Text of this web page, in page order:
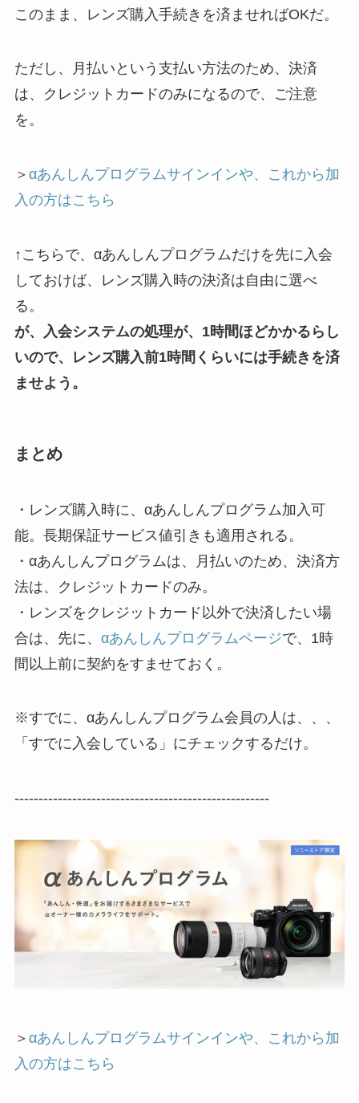
このまま、レンズ購入手続きを済ませればOKだ。
ただし、月払いという支払い方法のため、決済
は、クレジットカードのみになるので、ご注意
を。
＞ αあんしんプログラムサインインや、これから加
入の方はこちら
↑こちらで、αあんしんプログラムだけを先に入会
しておけば、レンズ購入時の決済は自由に選べ
る。
が、入会システムの処理が、1時間ほどかかるらし
いので、レンズ購入前1時間くらいには手続きを済
ませよう。
まとめ
・レンズ購入時に、αあんしんプログラム加入可
能。長期保証サービス値引きも適用される。
・αあんしんプログラムは、月払いのため、決済方
法は、クレジットカードのみ。
・レンズをクレジットカード以外で決済したい場
合は、先に、 αあんしんプログラムページで、1時
間以上前に契約をすませておく。
※すでに、αあんしんプログラム会員の人は、、、
「すでに入会している」にチェックするだけ。
-----------------------------------------------------
＞ αあんしんプログラムサインインや、これから加
入の方はこちら